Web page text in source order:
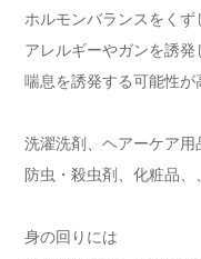
ホルモンバランスをくず
アレルギーやガンを誘発
喘息を誘発する可能性が
洗濯洗剤、ヘアーケア用
防虫・殺虫剤、化粧品、
身の回りには